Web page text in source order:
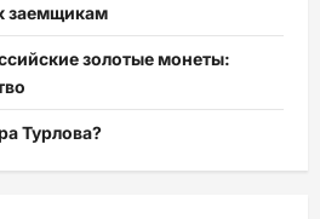
заемщикам
золотые монеты:
Турлова?